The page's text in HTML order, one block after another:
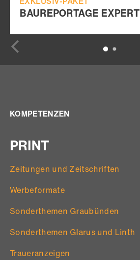
BAUREPORTAGE EXPERT
KOMPETENZEN
PRINT
Zeitungen und Zeitschriften
Werbeformate
Sonderthemen Graubünden
Sonderthemen Glarus und Linth
Traueranzeigen